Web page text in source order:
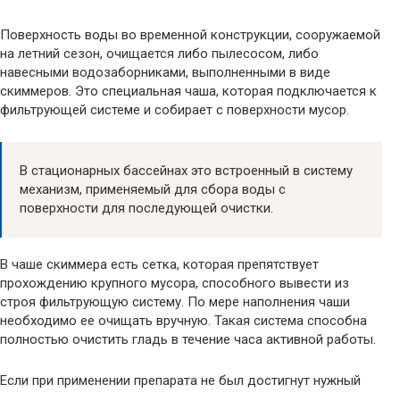
Поверхность воды во временной конструкции, сооружаемой
на летний сезон, очищается либо пылесосом, либо
навесными водозаборниками, выполненными в виде
скиммеров. Это специальная чаша, которая подключается к
фильтрующей системе и собирает с поверхности мусор.
В стационарных бассейнах это встроенный в систему
механизм, применяемый для сбора воды с
поверхности для последующей очистки.
В чаше скиммера есть сетка, которая препятствует
прохождению крупного мусора, способного вывести из
строя фильтрующую систему. По мере наполнения чаши
необходимо ее очищать вручную. Такая система способна
полностью очистить гладь в течение часа активной работы.
Если при применении препарата не был достигнут нужный